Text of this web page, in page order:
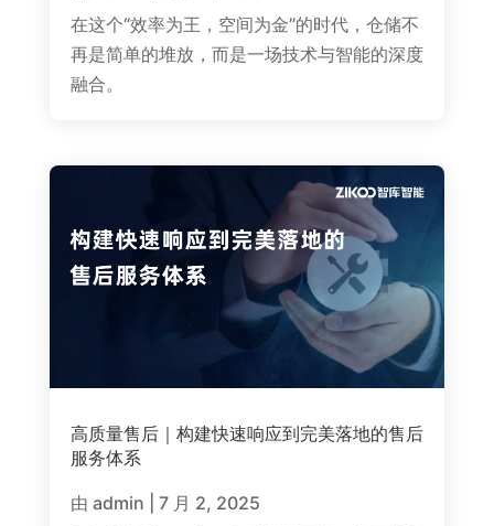
在这个“效率为王，空间为金”的时代，仓储不
再是简单的堆放，而是一场技术与智能的深度
融合。
高质量售后｜构建快速响应到完美落地的售后
服务体系
由 admin
7 月 2, 2025